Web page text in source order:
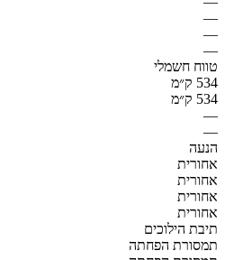
—
—
—
טווח חשמלי
534 ק״מ
534 ק״מ
—
—
הנעה
אחורית
אחורית
אחורית
אחורית
תיבת הילוכים
תמסורת הפחתה